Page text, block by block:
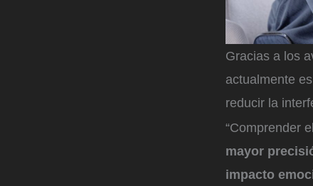
Gracias a los
actualmente
reducir la
“Comprender
mayor
impacto